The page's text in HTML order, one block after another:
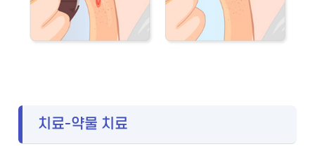
치료-약물 치료